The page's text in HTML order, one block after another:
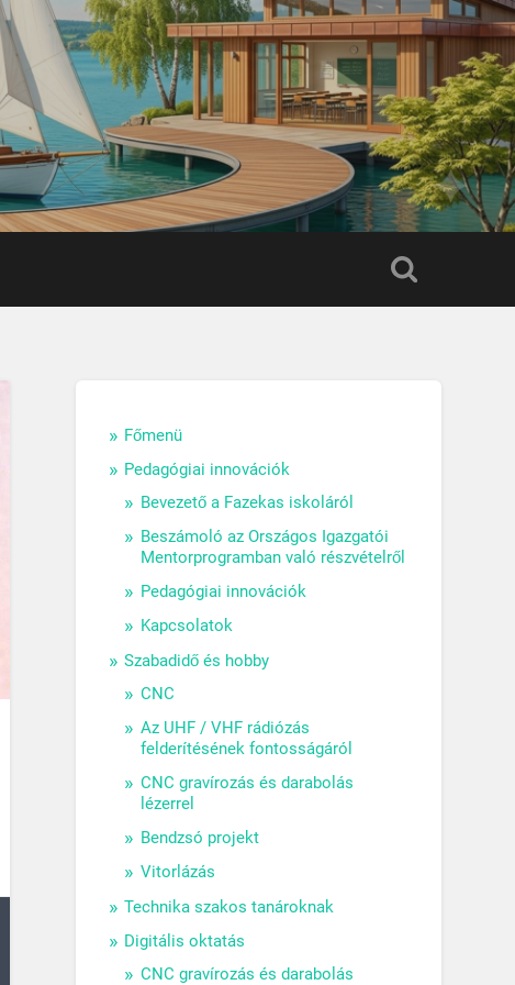
Főmenü
Pedagógiai innovációk
Bevezető a Fazekas iskoláról
Beszámoló az Országos Igazgatói
Mentorprogramban való részvételről
Pedagógiai innovációk
Kapcsolatok
Szabadidő és hobby
CNC
Az UHF / VHF rádiózás
felderítésének fontosságáról
CNC gravírozás és darabolás
lézerrel
Bendzsó projekt
Vitorlázás
Technika szakos tanároknak
Digitális oktatás
CNC gravírozás és darabolás